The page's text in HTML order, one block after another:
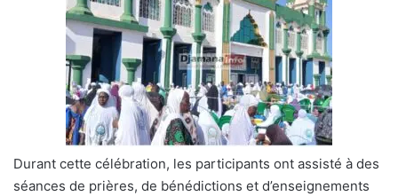
Durant cette célébration, les participants ont assisté à des
séances de prières, de bénédictions et d’enseignements